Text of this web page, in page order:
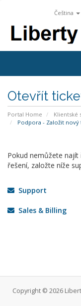
Čeština
Otevřít
Portal Home Klientské
Podpora - Založit nový
Pokud nemůžete najít
řešení, založte níže
Support
Sales & Billing
Copyright © 2026